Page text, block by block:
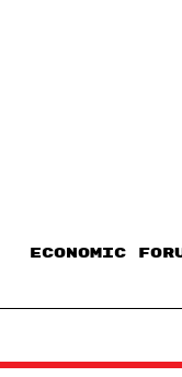
ECONOMIC